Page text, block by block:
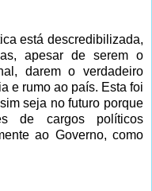
está descredibilizada,
apesar de serem o
darem o verdadeiro
e rumo ao país. Esta foi
seja no futuro porque
de cargos políticos
ao Governo, como